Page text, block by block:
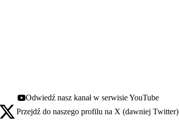
Youtube - otwiera się w nowej karcie
Odwiedź nasz kanał w serwisie YouTube
X - otwiera się w nowej karcie
Przejdź do naszego profilu na X (dawniej Twitter)